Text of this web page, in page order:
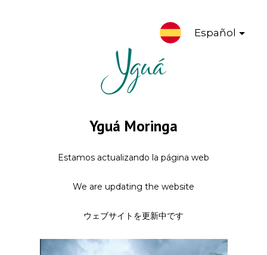
Español
Yguá Moringa
Estamos actualizando la página web
We are updating the website
ウェブサイトを更新中です